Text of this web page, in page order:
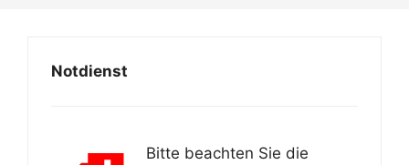
Notdienst
Bitte beachten Sie die